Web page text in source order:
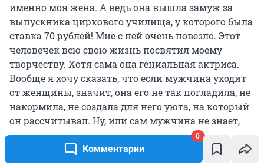
Комментарии
0
именно моя жена. А ведь она вышла замуж за
выпускника циркового училища, у которого была
ставка 70 рублей! Мне с ней очень повезло. Этот
человечек всю свою жизнь посвятил моему
творчеству. Хотя сама она гениальная актриса.
Вообще я хочу сказать, что если мужчина уходит
от женщины, значит, она его не так погладила, не
накормила, не создала для него уюта, на который
он рассчитывал. Ну, или сам мужчина не знает,
чего ему от этой жизни и от этой женщины